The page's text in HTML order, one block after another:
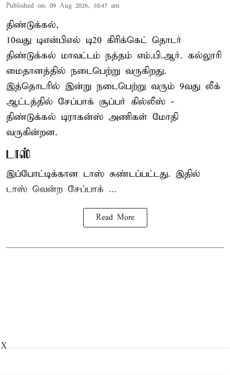
Published on: 09 Aug 2026, 10:47 am
திண்டுக்கல்,
10வது டிஎன்பிஎல் டி20 கிரிக்கெட் தொடர்
திண்டுக்கல் மாவட்டம் நத்தம் எம்.பி.ஆர். கல்லூரி
மைதானத்தில் நடைபெற்று வருகிறது.
இத்தொடரில் இன்று நடைபெற்று வரும் 9வது லீக்
ஆட்டத்தில் சேப்பாக் சூப்பர் கில்லீஸ் -
திண்டுக்கல் டிராகன்ஸ் அணிகள் மோதி
வருகின்றன.
டாஸ்
இப்போட்டிக்கான டாஸ் சுண்டப்பட்டது. இதில்
டாஸ் வென்ற சேப்பாக் ...
Read More
X